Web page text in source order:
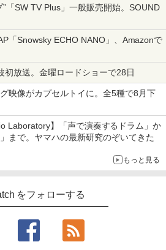
「SW TV Plus」一般販売開始。SOUND
「Snowsky ECHO NANO」、Amazonで
初放送。金曜ロードショーで28日
映像がカプセルトイに。全5種で8月下
Laboratory】「声で演奏するドラム」か
まで。ヤマハの最新研究のぞいてきた
もっと見る
をフォローする